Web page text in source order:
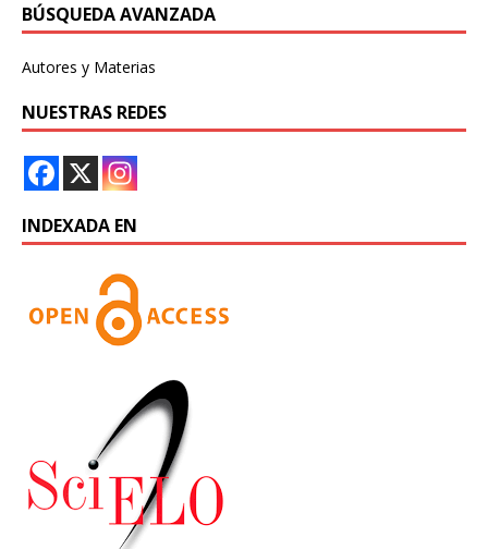
BÚSQUEDA AVANZADA
Autores y Materias
NUESTRAS REDES
INDEXADA EN